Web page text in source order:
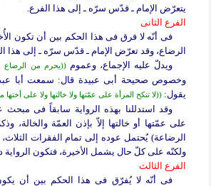
یتعرّض الإمام ـ قدّس سرّه ـ إلى هذا الفرع.
الفرع الثانی
فی أنّه لا فرق فی هذا الحکم بین أن تکون
الرضاع، وقد تعرّض الإمام ـ قدّس سرّه ـ إلى هذا
ویدلّ علیه الإجماع، وعموم((یحرم من الرضاع
وخصوص صحیحة أبی عبیدة قال: سمعت أبا عبد
یقول: ((لا تنکح المرأة على عمّتها ولا خالتها ولا على
وقد استدللنا بهذه الروایة سابقاً فی مبحث
على عمّتها أو خالتها إلاّ بإذن العمّة والخالة،
الرضاعة) یُحتمل عوده إلى تمام الفقرات
ولکنّه على کلّ حال یشمل الأخیرة، فتکون الروایة
الفرع الثالث
فی أنّه لا یُفرّق فی هذا الحکم بین أن